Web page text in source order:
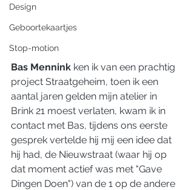
Design
Geboortekaartjes
Stop-motion
Bas Mennink ken ik van een prachtig
project Straatgeheim, toen ik een
aantal jaren gelden mijn atelier in
Brink 21 moest verlaten, kwam ik in
contact met Bas, tijdens ons eerste
gesprek vertelde hij mij een idee dat
hij had, de Nieuwstraat (waar hij op
dat moment actief was met "Gave
Dingen Doen") van de 1 op de andere